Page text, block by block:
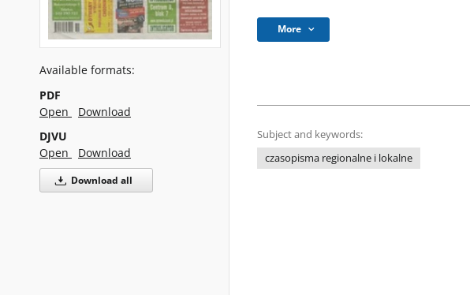
Available formats:
PDF
Open
Download
DJVU
Open
Download
Download all
More
Subject and keywords:
czasopisma regionalne i lokalne